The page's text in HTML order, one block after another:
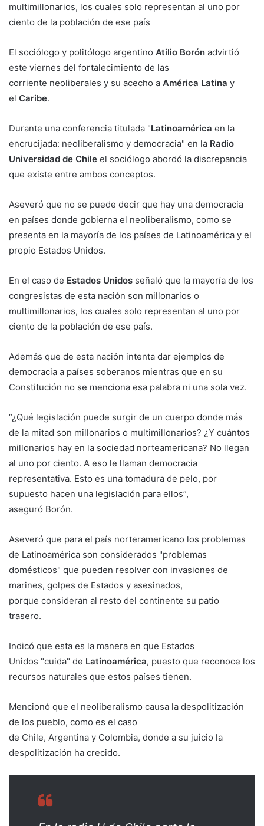
multimillonarios, los cuales solo representan al uno por
ciento de la población de ese país
El sociólogo y politólogo argentino Atilio Borón advirtió
este viernes del fortalecimiento de las
corriente neoliberales y su acecho a América Latina y
el Caribe.
Durante una conferencia titulada "Latinoamérica en la
encrucijada: neoliberalismo y democracia" en la Radio
Universidad de Chile el sociólogo abordó la discrepancia
que existe entre ambos conceptos.
Aseveró que no se puede decir que hay una democracia
en países donde gobierna el neoliberalismo, como se
presenta en la mayoría de los países de Latinoamérica y el
propio Estados Unidos.
En el caso de Estados Unidos señaló que la mayoría de los
congresistas de esta nación son millonarios o
multimillonarios, los cuales solo representan al uno por
ciento de la población de ese país.
Además que de esta nación intenta dar ejemplos de
democracia a países soberanos mientras que en su
Constitución no se menciona esa palabra ni una sola vez.
“¿Qué legislación puede surgir de un cuerpo donde más
de la mitad son millonarios o multimillonarios? ¿Y cuántos
millonarios hay en la sociedad norteamericana? No llegan
al uno por ciento. A eso le llaman democracia
representativa. Esto es una tomadura de pelo, por
supuesto hacen una legislación para ellos”,
aseguró Borón.
Aseveró que para el país norteramericano los problemas
de Latinoamérica son considerados "problemas
domésticos" que pueden resolver con invasiones de
marines, golpes de Estados y asesinados,
porque consideran al resto del continente su patio
trasero.
Indicó que esta es la manera en que Estados
Unidos "cuida" de Latinoamérica, puesto que reconoce los
recursos naturales que estos países tienen.
Mencionó que el neoliberalismo causa la despolitización
de los pueblo, como es el caso
de Chile, Argentina y Colombia, donde a su juicio la
despolitización ha crecido.